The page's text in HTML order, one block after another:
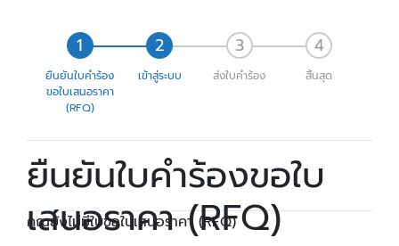
ยืนยันใบคำร้อง
ขอใบเสนอราคา
(RFQ)
เข้าสู่ระบบ ส่งใบคำร้อง สิ้นสุด
ยืนยันใบคำร้องขอใบ
เสนอราคา (RFQ)
คุณยังไม่มีใบขอใบเสนอราคา (RFQ)